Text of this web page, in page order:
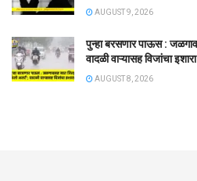
AUGUST 9, 2026
पुन्हा बरसणार पाऊस :
वादळी वाऱ्यासह विजांचा
AUGUST 8, 2026